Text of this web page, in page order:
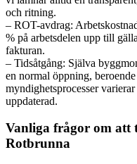
och ritning.
– ROT-avdrag:
% på arbetsdelen upp till
fakturan.
– Tidsåtgång: Själva
en normal öppning,
myndighetsprocesser
uppdaterad.
Vanliga frågor om att
Rotbrunna